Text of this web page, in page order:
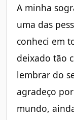
A minha
uma das
conheci em
deixado tão
lembrar do
agradeço
mundo,